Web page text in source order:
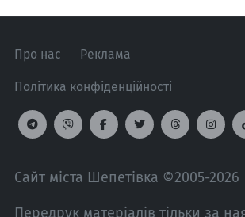
Про нас Реклама
Політика конфіденційності
Сайт міста Шепетівка ©2005-2026
Передрук матеріалів тільки за